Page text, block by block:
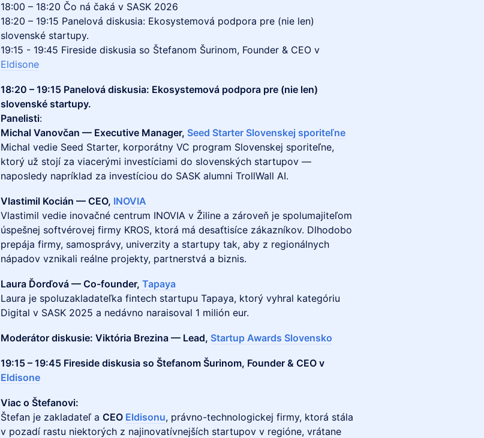
18:00 – 18:20 Čo ná čaká v SASK 2026
18:20 – 19:15 Panelová diskusia: Ekosystemová podpora pre (nie len)
slovenské startupy.
19:15 - 19:45 Fireside diskusia so Štefanom Šurinom, Founder & CEO v
Eldisone
18:20 – 19:15 Panelová diskusia: Ekosystemová podpora pre (nie len)
slovenské startupy.
Panelisti:
Michal Vanovčan — Executive Manager, Seed Starter Slovenskej sporiteľne
Michal vedie Seed Starter, korporátny VC program Slovenskej sporiteľne,
ktorý už stojí za viacerými investíciami do slovenských startupov —
naposledy napríklad za investíciou do SASK alumni TrollWall AI.
Vlastimil Kocián — CEO, INOVIA
Vlastimil vedie inovačné centrum INOVIA v Žiline a zároveň je spolumajiteľom
úspešnej softvérovej firmy KROS, ktorá má desaťtisíce zákazníkov. Dlhodobo
prepája firmy, samosprávy, univerzity a startupy tak, aby z regionálnych
nápadov vznikali reálne projekty, partnerstvá a biznis.
Laura Ďorďová — Co-founder, Tapaya
Laura je spoluzakladateľka fintech startupu Tapaya, ktorý vyhral kategóriu
Digital v SASK 2025 a nedávno naraisoval 1 milión eur.
Moderátor diskusie: Viktória Brezina — Lead, Startup Awards Slovensko
19:15 – 19:45 Fireside diskusia so Štefanom Šurinom, Founder & CEO v
Eldisone
Viac o Štefanovi:
Štefan je zakladateľ a CEO Eldisonu, právno-technologickej firmy, ktorá stála
v pozadí rastu niektorých z najinovatívnejších startupov v regióne, vrátane